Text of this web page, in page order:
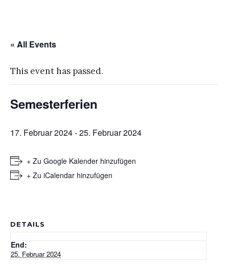
« All Events
This event has passed.
Semesterferien
17. Februar 2024-25. Februar 2024
+ Zu Google Kalender hinzufügen
+ Zu iCalendar hinzufügen
DETAILS
End:
25. Februar 2024